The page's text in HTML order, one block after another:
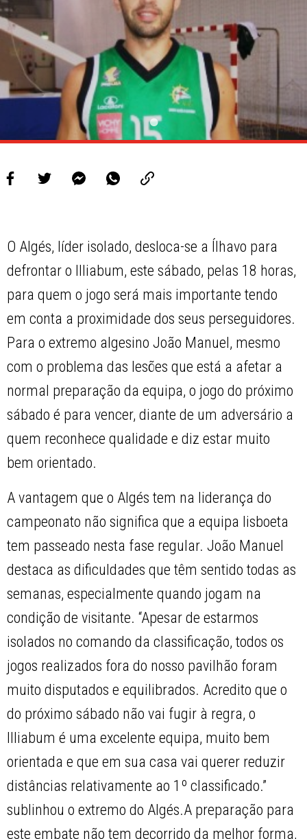
O Algés, líder isolado, desloca-se a Ílhavo para
defrontar o Illiabum, este sábado, pelas 18 horas,
para quem o jogo será mais importante tendo
em conta a proximidade dos seus perseguidores.
Para o extremo algesino João Manuel, mesmo
com o problema das lesões que está a afetar a
normal preparação da equipa, o jogo do próximo
sábado é para vencer, diante de um adversário a
quem reconhece qualidade e diz estar muito
bem orientado.
A vantagem que o Algés tem na liderança do
campeonato não significa que a equipa lisboeta
tem passeado nesta fase regular. João Manuel
destaca as dificuldades que têm sentido todas as
semanas, especialmente quando jogam na
condição de visitante. “Apesar de estarmos
isolados no comando da classificação, todos os
jogos realizados fora do nosso pavilhão foram
muito disputados e equilibrados. Acredito que o
do próximo sábado não vai fugir à regra, o
Illiabum é uma excelente equipa, muito bem
orientada e que em sua casa vai querer reduzir
distâncias relativamente ao 1º classificado.”
sublinhou o extremo do Algés.A preparação para
este embate não tem decorrido da melhor forma,